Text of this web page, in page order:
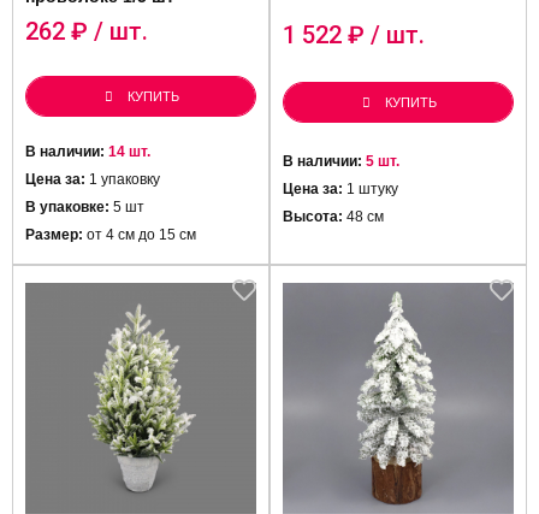
262 ₽ / шт.
КУПИТЬ
В наличии: 14 шт.
Цена за: 1 упаковку
В упаковке: 5 шт
Размер: от 4 см до 15 см
1 522 ₽ / шт.
КУПИТЬ
В наличии: 5 шт.
Цена за: 1 штуку
Высота: 48 см